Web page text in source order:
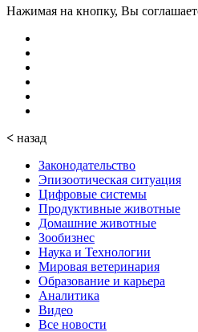
Нажимая на кнопку, Вы
< назад
Законодательство
Эпизоотическая ситуация
Цифровые системы
Продуктивные животные
Домашние животные
Зообизнес
Наука и Технологии
Мировая ветеринария
Образование и карьера
Аналитика
Видео
Все новости